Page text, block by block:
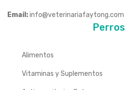
Email:info@veterinariafaytong.com
Perros
Alimentos
Vitaminas y Suplementos